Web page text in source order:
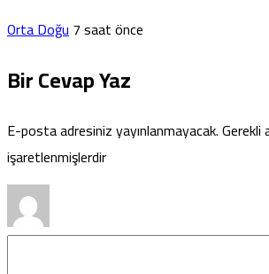
Orta Doğu7 saat önce
Bir Cevap Yaz
E-posta adresiniz yayınlanmayacak.Gerekli
işaretlenmişlerdir